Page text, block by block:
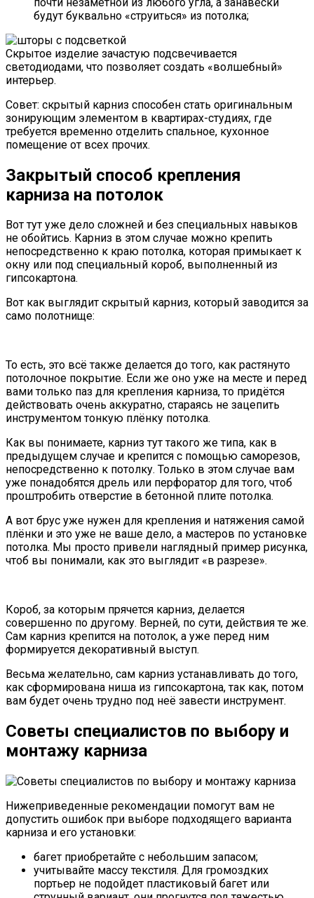
будут буквально «струиться» из потолка;
Скрытое изделие зачастую подсвечивается
светодиодами, что позволяет создать «волшебный»
интерьер.
Совет: скрытый карниз способен стать оригинальным
зонирующим элементом в квартирах-студиях, где
требуется временно отделить спальное, кухонное
помещение от всех прочих.
Закрытый способ крепления
карниза на потолок
Вот тут уже дело сложней и без специальных навыков
не обойтись. Карниз в этом случае можно крепить
непосредственно к краю потолка, которая примыкает к
окну или под специальный короб, выполненный из
гипсокартона.
Вот как выглядит скрытый карниз, который заводится за
само полотнище:
То есть, это всё также делается до того, как растянуто
потолочное покрытие. Если же оно уже на месте и перед
вами только паз для крепления карниза, то придётся
действовать очень аккуратно, стараясь не зацепить
инструментом тонкую плёнку потолка.
Как вы понимаете, карниз тут такого же типа, как в
предыдущем случае и крепится с помощью саморезов,
непосредственно к потолку. Только в этом случае вам
уже понадобятся дрель или перфоратор для того, чтоб
проштробить отверстие в бетонной плите потолка.
А вот брус уже нужен для крепления и натяжения самой
плёнки и это уже не ваше дело, а мастеров по установке
потолка. Мы просто привели наглядный пример рисунка,
чтоб вы понимали, как это выглядит «в разрезе».
Короб, за которым прячется карниз, делается
совершенно по другому. Верней, по сути, действия те же.
Сам карниз крепится на потолок, а уже перед ним
формируется декоративный выступ.
Весьма желательно, сам карниз устанавливать до того,
как сформирована ниша из гипсокартона, так как, потом
вам будет очень трудно под неё завести инструмент.
Советы специалистов по выбору и
монтажу карниза
Нижеприведенные рекомендации помогут вам не
допустить ошибок при выборе подходящего варианта
карниза и его установки:
багет приобретайте с небольшим запасом;
учитывайте массу текстиля. Для громоздких
портьер не подойдет пластиковый багет или